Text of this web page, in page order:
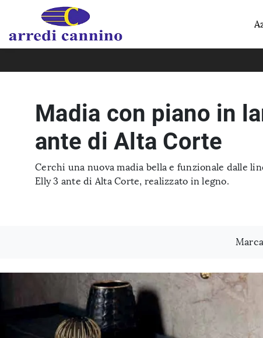
Madia con piano in
ante di Alta Corte
Cerchi una nuova madia bella e funzionale dalle
Elly 3 ante di Alta Corte, realizzato in legno.
Marca